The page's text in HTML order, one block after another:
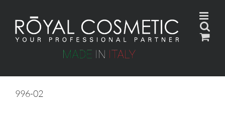
content
996-02